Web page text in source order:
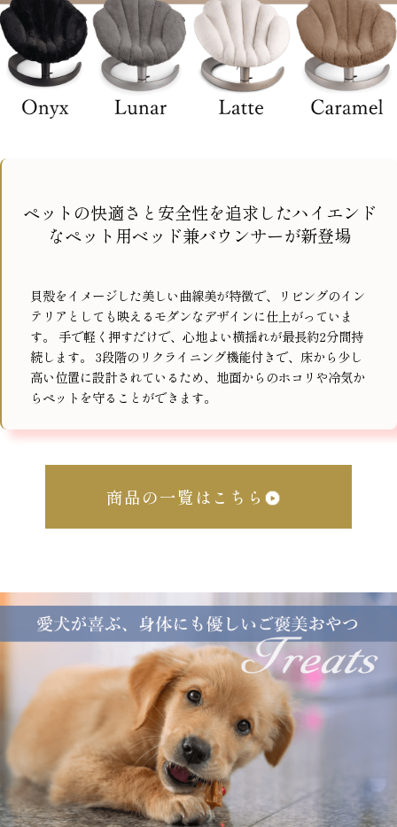
ペットの快適さと安全性を追求したハイエンド
なペット用ベッド兼バウンサーが新登場
貝殻をイメージした美しい曲線美が特徴で、リビングのイン
テリアとしても映えるモダンなデザインに仕上がっていま
す。
手で軽く押すだけで、心地よい横揺れが最長約2分間持
続します。
3段階のリクライニング機能付きで、床から少し
高い位置に設計されているため、地面からのホコリや冷気か
らペットを守ることができます。
商品の一覧はこちら